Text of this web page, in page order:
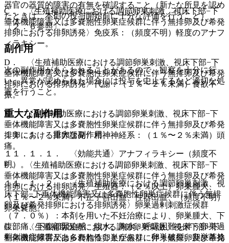
C． 〈生殖補助医療における調節卵巣刺激、視床下部−下
垂体機能障害又は多嚢胞性卵巣症候群に伴う無排卵及び希発
排卵における排卵誘発〉免疫系：（頻度不明）軽度のアナフ
ィラキシー。
D． 〈生殖補助医療における調節卵巣刺激、視床下部−下
垂体機能障害又は多嚢胞性卵巣症候群に伴う無排卵及び希発
排卵における排卵誘発〉代謝：（１％〜２％未満）食欲不
振。
E． 〈生殖補助医療における調節卵巣刺激、視床下部−下
垂体機能障害又は多嚢胞性卵巣症候群に伴う無排卵及び希発
排卵における排卵誘発〉精神神経系：（１％〜２％未満）頭
痛。
F． 〈生殖補助医療における調節卵巣刺激、視床下部−下
垂体機能障害又は多嚢胞性卵巣症候群に伴う無排卵及び希発
排卵における排卵誘発〉生殖器：（２％以上）卵巣腫大、
（１％〜２％未満）不正子宮出血、性器出血、（頻度不明）
卵巣嚢胞。
G． 〈生殖補助医療における調節卵巣刺激、視床下部−下
垂体機能障害又は多嚢胞性卵巣症候群に伴う無排卵及び希発
器官の器質的障害の有無を確認すること（新たな所見を認め
たときは、本剤の投与開始前に十分な評価を行うこと）
〔２．６参照〕。
副作用
次の副作用があらわれることがあるので、観察を十分に行
い、異常が認められた場合には投与を中止するなど適切な処
置を行うこと。
重大な副作用
１１．１． 重大な副作用
１１．１．１． 〈効能共通〉アナフィラキシー（頻度不
明）。
１１．１．２． 〈生殖補助医療における調節卵巣刺激、視
床下部−下垂体機能障害又は多嚢胞性卵巣症候群に伴う無排
卵及び希発排卵における排卵誘発〉卵巣過剰刺激症候群
（７．０％）：本剤を用いた不妊治療により、卵巣腫大、下
腹部痛、下腹部緊迫感、腹水、胸水、呼吸困難を伴う卵巣過
剰刺激症候群があらわれることがあり、卵巣破裂、卵巣茎捻